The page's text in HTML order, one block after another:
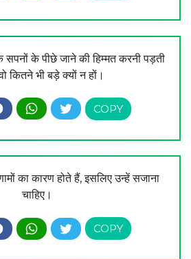
के पीछे जाने की हिम्मत करनी पड़ती
कितने भी बड़े क्यों न हों।
का कारण होते हैं, इसलिए उन्हें सजाना
चाहिए।